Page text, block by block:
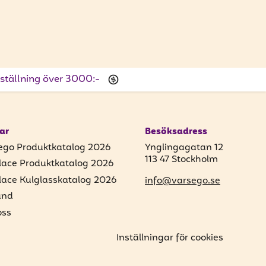
över 3000:-
Produktkatalog 2026
Produktkatalog 2026
Kulglasskatalog 2026
Besöksadress
Ynglingagatan 12
113 47 Stockholm
info@varsego.se
Inställningar för cookies